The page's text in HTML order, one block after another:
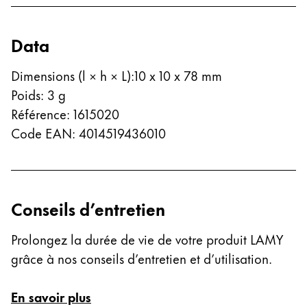
Corporate Culture
Qualité
Design
Responsabilité
Esprit pionnier
À propos de votre commande
Global
Créer un compte
Créer un compte
Data
Dimensions (l × h × L):10 x 10 x 78 mm
Poids: 3 g
Référence: 1615020
Code EAN: 4014519436010
Conseils d’entretien
Prolongez la durée de vie de votre produit LAMY
grâce à nos conseils d’entretien et d’utilisation.
En savoir plus